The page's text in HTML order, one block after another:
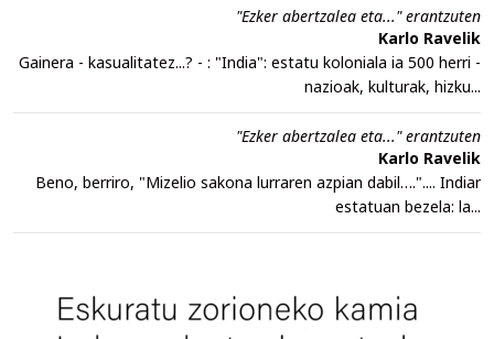
"Ezker abertzalea eta..." erantzuten
Karlo Ravelik
Gainera - kasualitatez...? - : "India": estatu koloniala ia 500 herri -
nazioak, kulturak, hizku...
"Ezker abertzalea eta..." erantzuten
Karlo Ravelik
Beno, berriro, "Mizelio sakona lurraren azpian dabil….".... Indiar
estatuan bezela: la...